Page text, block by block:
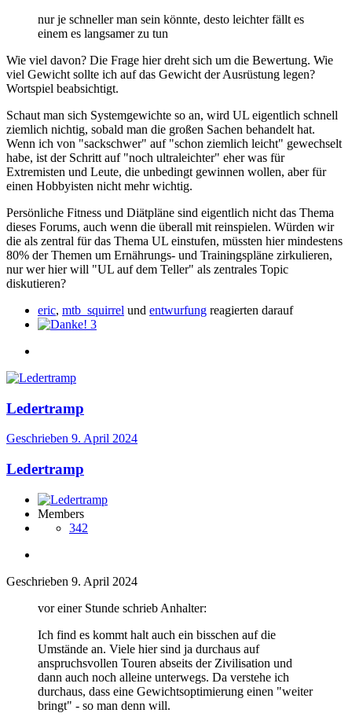
nur je schneller man sein könnte, desto leichter fällt es
einem es langsamer zu tun
Wie viel davon? Die Frage hier dreht sich um die Bewertung. Wie
viel Gewicht sollte ich auf das Gewicht der Ausrüstung legen?
Wortspiel beabsichtigt.
Schaut man sich Systemgewichte so an, wird UL eigentlich schnell
ziemlich nichtig, sobald man die großen Sachen behandelt hat.
Wenn ich von "sackschwer" auf "schon ziemlich leicht" gewechselt
habe, ist der Schritt auf "noch ultraleichter" eher was für
Extremisten und Leute, die unbedingt gewinnen wollen, aber für
einen Hobbyisten nicht mehr wichtig.
Persönliche Fitness und Diätpläne sind eigentlich nicht das Thema
dieses Forums, auch wenn die überall mit reinspielen. Würden wir
die als zentral für das Thema UL einstufen, müssten hier mindestens
80% der Themen um Ernährungs- und Trainingspläne zirkulieren,
nur wer hier will "UL auf dem Teller" als zentrales Topic
diskutieren?
eric, mtb_squirrel und entwurfung reagierten darauf
3
Ledertramp
Geschrieben 9. April 2024
Ledertramp
Members
342
Geschrieben 9. April 2024
vor einer Stunde schrieb Anhalter:
Ich find es kommt halt auch ein bisschen auf die
Umstände an. Viele hier sind ja durchaus auf
anspruchsvollen Touren abseits der Zivilisation und
dann auch noch alleine unterwegs. Da verstehe ich
durchaus, dass eine Gewichtsoptimierung einen "weiter
bringt" - so man denn will.